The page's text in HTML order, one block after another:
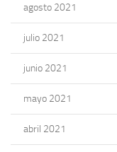
agosto 2021
julio 2021
junio 2021
mayo 2021
abril 2021